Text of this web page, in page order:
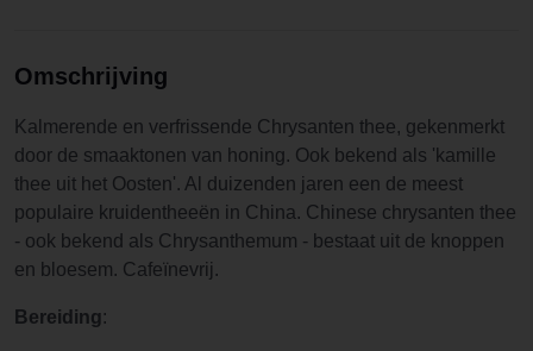
Omschrijving
Kalmerende en verfrissende Chrysanten thee, gekenmerkt
door de smaaktonen van honing. Ook bekend als 'kamille
thee uit het Oosten'. Al duizenden jaren een de meest
populaire kruidentheeën in China. Chinese chrysanten thee
- ook bekend als Chrysanthemum - bestaat uit de knoppen
en bloesem. Cafeïnevrij.
Bereiding: